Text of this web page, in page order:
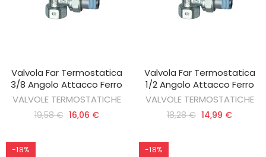
AGGIUNGI AL CARRELLO
Valvola Far Termostatica
3/8 Angolo Attacco Ferro
VALVOLE TERMOSTATICHE
19,58 € 16,06 €
AGGIUNGI AL CARRELLO
Valvola Far Termostatica
1/2 Angolo Attacco Ferro
VALVOLE TERMOSTATICHE
18,28 € 14,99 €
-18% -18%